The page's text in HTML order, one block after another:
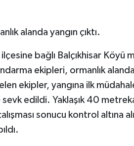
alanda yangın çıktı.
bağlı Balçıkhisar Köyü
ekipleri, ormanlık
ekipler, yangına ilk
edildi. Yaklaşık 40
sonucu kontrol altına